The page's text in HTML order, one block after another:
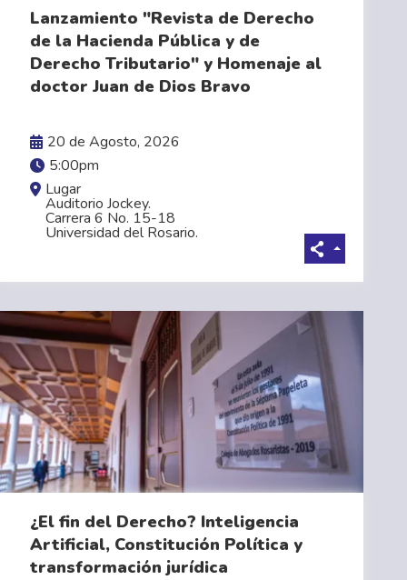
VER MÁS
Lanzamiento "Revista de Derecho
de la Hacienda Pública y de
Derecho Tributario" y Homenaje al
doctor Juan de Dios Bravo
20 de Agosto, 2026
5:00pm
Lugar
Auditorio Jockey.
Carrera 6 No. 15-18
Universidad del Rosario.
¿El fin del Derecho? Inteligencia
Artificial, Constitución Política y
transformación jurídica